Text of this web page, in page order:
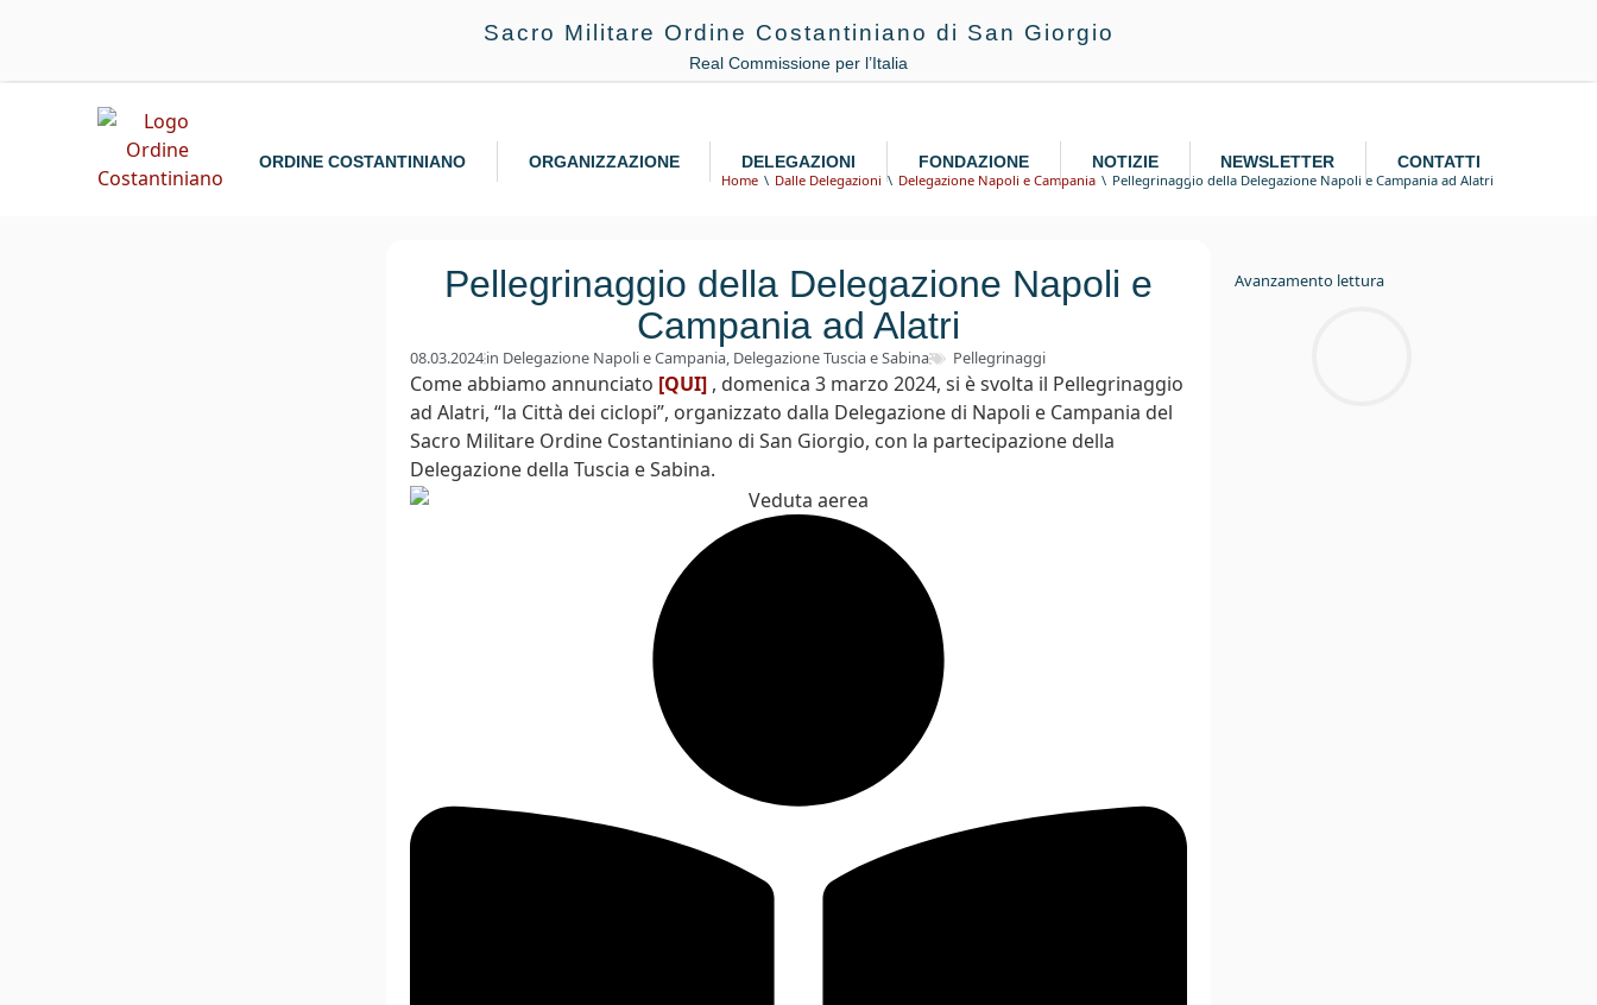
Sacro Militare Ordine Costantiniano di San Giorgio
Real Commissione per l’Italia
ORDINE COSTANTINIANO ORGANIZZAZIONE DELEGAZIONI FONDAZIONE NOTIZIE NEWSLETTER CONTATTI
Home Dalle Delegazioni Delegazione Napoli e Campania Pellegrinaggio della Delegazione Napoli e Campania ad Alatri
Pellegrinaggio della Delegazione Napoli e
Campania ad Alatri
08.03.2024in Delegazione Napoli e Campania, Delegazione Tuscia e Sabina Pellegrinaggi
Come abbiamo annunciato [QUI] , domenica 3 marzo 2024, si è svolta il Pellegrinaggio
ad Alatri, “la Città dei ciclopi”, organizzato dalla Delegazione di Napoli e Campania del
Sacro Militare Ordine Costantiniano di San Giorgio, con la partecipazione della
Delegazione della Tuscia e Sabina.
Avanzamento lettura